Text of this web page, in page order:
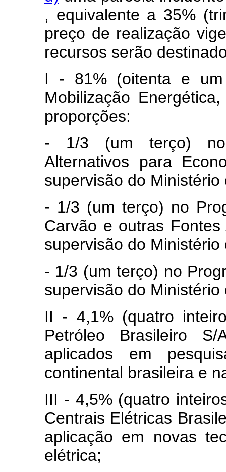
, equivalente a 35%
preço de realização
recursos serão
I - 81% (oitenta e
Mobilização
proporções:
- 1/3 (um terço) no
Alternativos para
supervisão do
- 1/3 (um terço) no
Carvão e outras
supervisão do
- 1/3 (um terço) no
supervisão do
II - 4,1% (quatro
Petróleo Brasileiro
aplicados em
continental brasileira e
III - 4,5% (quatro
Centrais Elétricas
aplicação em novas
elétrica;